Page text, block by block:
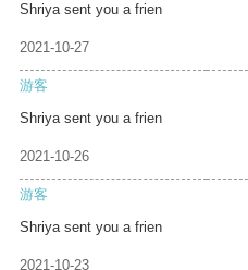
Shriya sent you a frien
2021-10-27
游客
Shriya sent you a frien
2021-10-26
游客
Shriya sent you a frien
2021-10-23